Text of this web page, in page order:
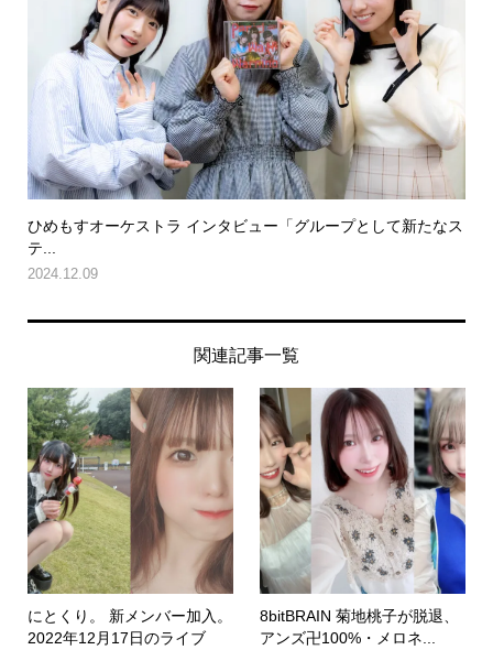
ひめもすオーケストラ インタビュー「グループとして新たなス
テ...
2024.12.09
関連記事一覧
にとくり。 新メンバー加入。
2022年12月17日のライブ
8bitBRAIN 菊地桃子が脱退、
アンズ卍100%・メロネ...